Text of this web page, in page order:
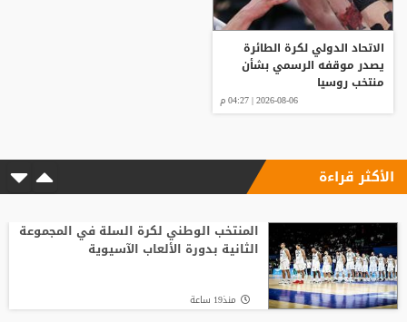
الاتحاد الدولي لكرة الطائرة
يصدر موقفه الرسمي بشأن
منتخب روسيا
2026-08-06 | 04:27 م
الأكثر قراءة
المنتخب الوطني لكرة السلة في المجموعة
الثانية بدورة الألعاب الآسيوية
منذ19 ساعة